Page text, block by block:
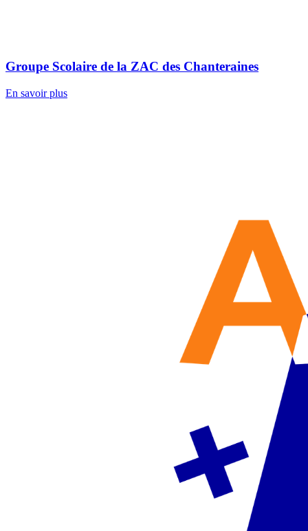
Groupe Scolaire de la ZAC des Chanteraines
En savoir plus